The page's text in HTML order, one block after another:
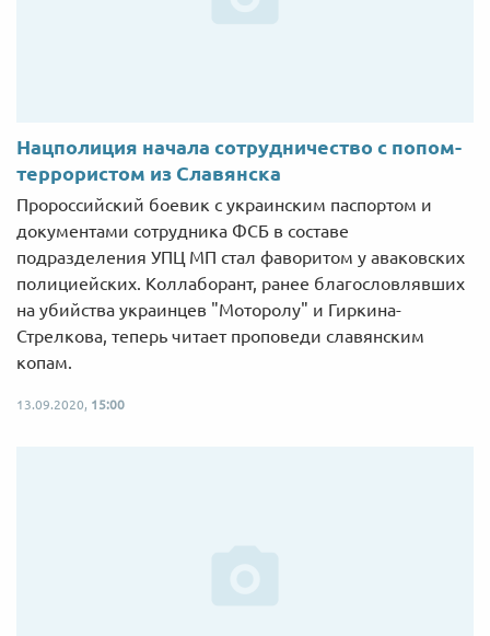
Нацполиция начала сотрудничество с попом-
террористом из Славянска
Пророссийский боевик с украинским паспортом и
документами сотрудника ФСБ в составе
подразделения УПЦ МП стал фаворитом у аваковских
полициейских. Коллаборант, ранее благословлявших
на убийства украинцев "Моторолу" и Гиркина-
Стрелкова, теперь читает проповеди славянским
копам.
13.09.2020, 15:00